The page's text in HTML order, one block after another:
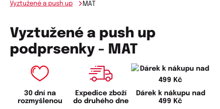
Vyztužené a push up MAT
Vyztužené a push up
podprsenky - MAT
30 dní na
rozmyšlenou
Expedice zboží
do druhého dne
Dárek k nákupu nad
499 Kč